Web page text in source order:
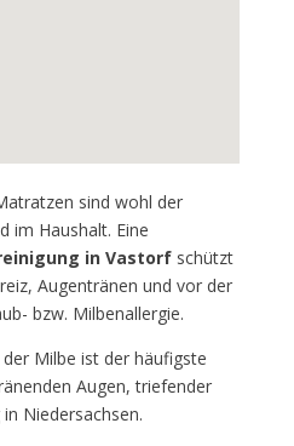
sind wohl der
im Haushalt. Eine
in Vastorfschützt
Augentränen und vor der
bzw. Milbenallergie.
Milbe ist der häufigste
Augen, triefender
Niedersachsen.